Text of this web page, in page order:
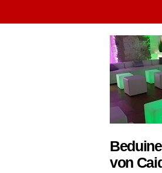
von